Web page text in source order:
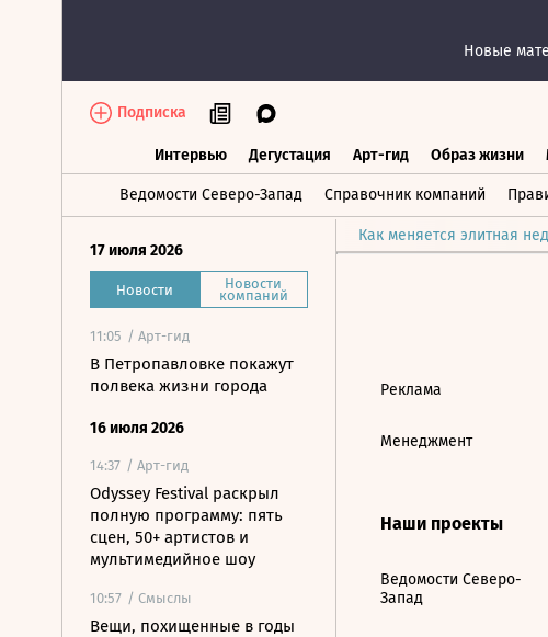
Новые
Подписка
Интервью Дегустация Арт-гид Образ жизни
Ведомости Северо-Запад Справочник компаний
Интервью Дегустация Арт-гид Образ
Как меняется элитная
17 июля 2026
Новости Новости
компаний
11:05 / Арт-гид
В Петропавловке покажут
полвека жизни города
16 июля 2026
14:37 / Арт-гид
Odyssey Festival раскрыл
полную программу: пять
сцен, 50+ артистов и
мультимедийное шоу
10:57 / Смыслы
Вещи, похищенные в годы
Реклама
Менеджмент
Наши проекты
Ведомости Северо-
Запад